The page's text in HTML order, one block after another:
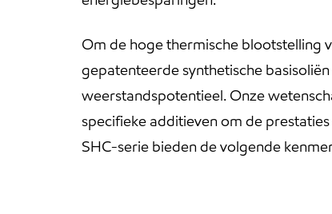
Om de hoge thermische blootstelling
gepatenteerde synthetische
weerstandspotentieel. Onze
specifieke additieven om de
SHC-serie bieden de volgende